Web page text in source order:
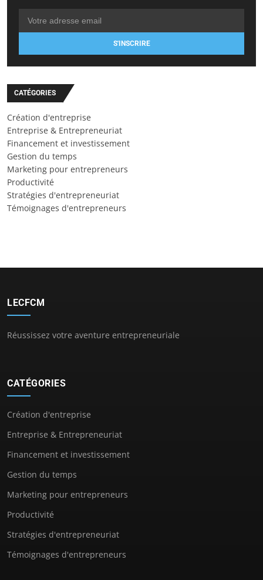
S'INSCRIRE
CATÉGORIES
Création d'entreprise
Entreprise & Entrepreneuriat
Financement et investissement
Gestion du temps
Marketing pour entrepreneurs
Productivité
Stratégies d'entrepreneuriat
Témoignages d'entrepreneurs
LECFCM
Réussissez votre aventure entrepreneuriale
CATÉGORIES
Création d'entreprise
Entreprise & Entrepreneuriat
Financement et investissement
Gestion du temps
Marketing pour entrepreneurs
Productivité
Stratégies d'entrepreneuriat
Témoignages d'entrepreneurs